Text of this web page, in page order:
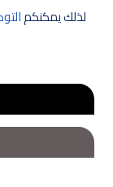
لذلك يمكنكم